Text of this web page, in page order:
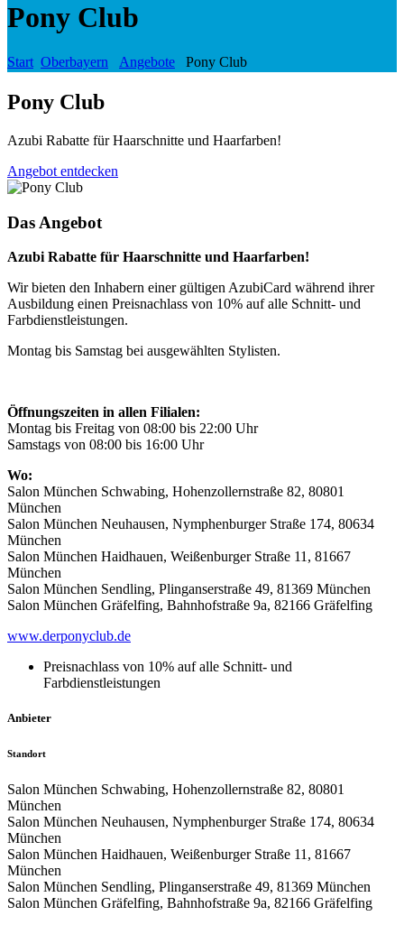
Pony Club
Start Oberbayern Angebote Pony Club
Pony Club
Azubi Rabatte für Haarschnitte und Haarfarben!
Angebot entdecken
Das Angebot
Azubi Rabatte für Haarschnitte und Haarfarben!
Wir bieten den Inhabern einer gültigen AzubiCard während ihrer
Ausbildung einen Preisnachlass von 10% auf alle Schnitt- und
Farbdienstleistungen.
Montag bis Samstag bei ausgewählten Stylisten.
Öffnungszeiten in allen Filialen:
Montag bis Freitag von 08:00 bis 22:00 Uhr
Samstags von 08:00 bis 16:00 Uhr
Wo:
Salon München Schwabing, Hohenzollernstraße 82, 80801
München
Salon München Neuhausen, Nymphenburger Straße 174, 80634
München
Salon München Haidhauen, Weißenburger Straße 11, 81667
München
Salon München Sendling, Plinganserstraße 49, 81369 München
Salon München Gräfelfing, Bahnhofstraße 9a, 82166 Gräfelfing
www.derponyclub.de
Preisnachlass von 10% auf alle Schnitt- und
Farbdienstleistungen
Anbieter
Standort
Salon München Schwabing, Hohenzollernstraße 82, 80801
München
Salon München Neuhausen, Nymphenburger Straße 174, 80634
München
Salon München Haidhauen, Weißenburger Straße 11, 81667
München
Salon München Sendling, Plinganserstraße 49, 81369 München
Salon München Gräfelfing, Bahnhofstraße 9a, 82166 Gräfelfing